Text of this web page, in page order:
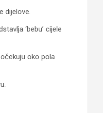
dijelove.
‘bebu’ cijele
oko pola